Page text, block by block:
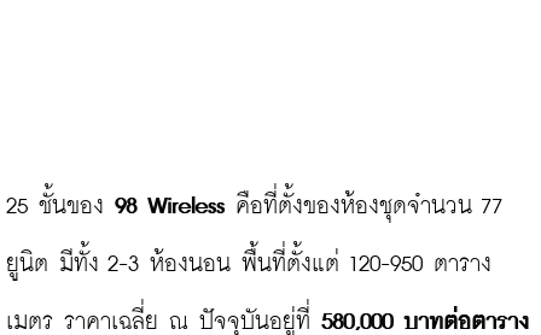
25 ชั้นของ 98 Wireless คือที่ตั้งของห้องชุดจำนวน 77
ยูนิต มีทั้ง 2-3 ห้องนอน พื้นที่ตั้งแต่ 120-950 ตาราง
เมตร ราคาเฉลี่ย ณ ปัจจุบันอยู่ที่ 580,000 บาทต่อตาราง